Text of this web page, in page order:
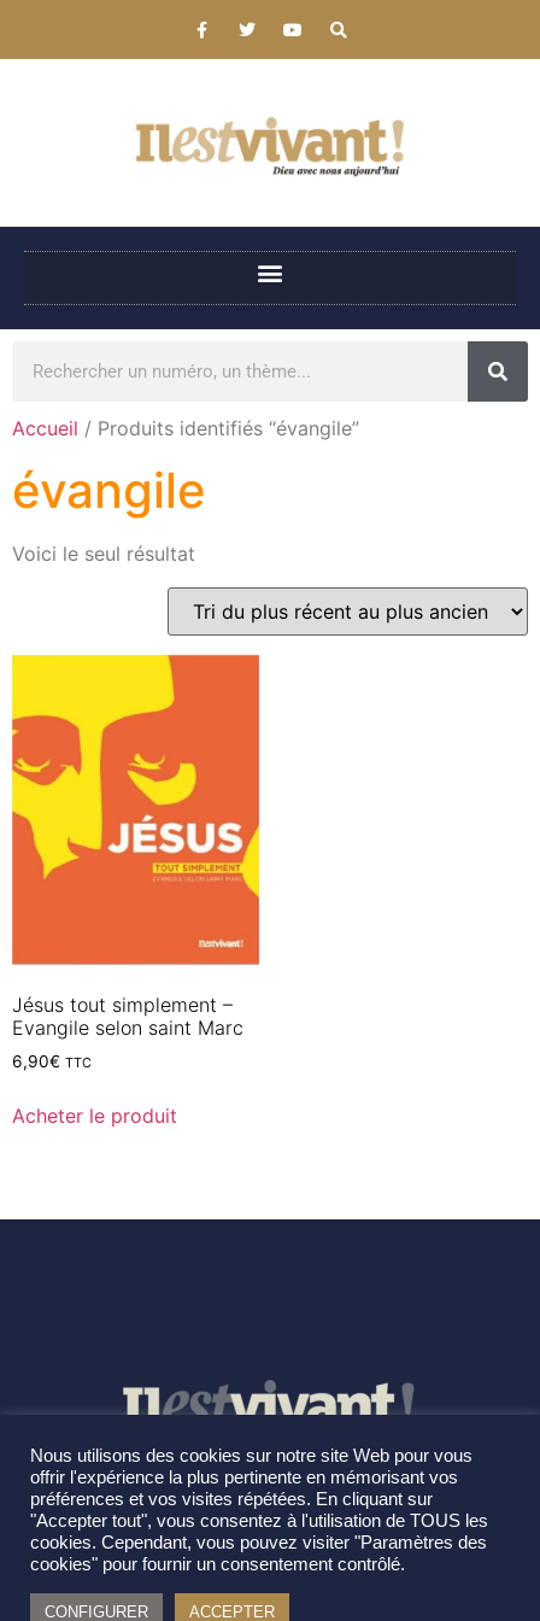
Accueil / Produits identifiés “évangile”
évangile
Voici le seul résultat
Jésus tout simplement –
Evangile selon saint Marc
6,90€ TTC
Acheter le produit
Nous utilisons des cookies sur notre site Web pour vous
offrir l'expérience la plus pertinente en mémorisant vos
préférences et vos visites répétées. En cliquant sur
"Accepter tout", vous consentez à l'utilisation de TOUS les
cookies. Cependant, vous pouvez visiter "Paramètres des
cookies" pour fournir un consentement contrôlé.
CONFIGURER ACCEPTER